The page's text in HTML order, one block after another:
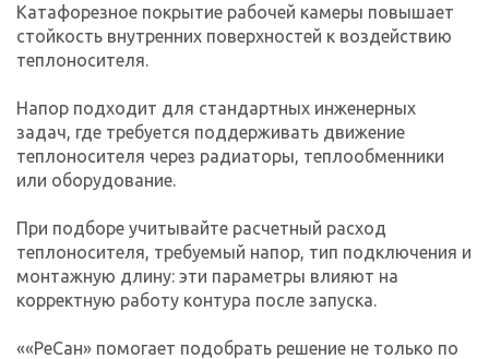
Катафорезное покрытие рабочей камеры повышает
стойкость внутренних поверхностей к воздействию
теплоносителя.
Напор подходит для стандартных инженерных
задач, где требуется поддерживать движение
теплоносителя через радиаторы, теплообменники
или оборудование.
При подборе учитывайте расчетный расход
теплоносителя, требуемый напор, тип подключения и
монтажную длину: эти параметры влияют на
корректную работу контура после запуска.
««РеСан» помогает подобрать решение не только по